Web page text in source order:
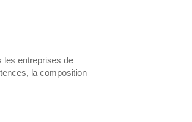
les entreprises de
la composition